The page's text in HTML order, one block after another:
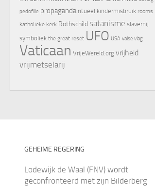
pedofilie propaganda ritueel kindermisbruik rooms
katholieke kerk Rothschild satanisme slavernij
symboliek the great reset UFO USA valse vlag
Vaticaan VrijeWereld.org vrijheid
vrijmetselarij
GEHEIME REGERING
Lodewijk de Waal (FNV) wordt
geconfronteerd met zijn Bilderberg